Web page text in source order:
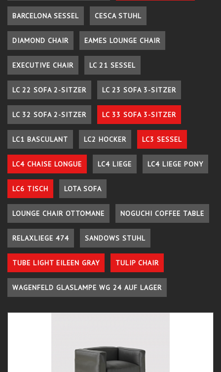
BARCELONA SESSEL CESCA STUHL
DIAMOND CHAIR EAMES LOUNGE CHAIR
EXECUTIVE CHAIR LC 21 SESSEL
LC 22 SOFA 2-SITZER LC 23 SOFA 3-SITZER
LC 32 SOFA 2-SITZER LC 33 SOFA 3-SITZER
LC1 BASCULANT LC2 HOCKER LC3 SESSEL
LC4 CHAISE LONGUE LC4 LIEGE LC4 LIEGE PONY
LC6 TISCH LOTA SOFA
LOUNGE CHAIR OTTOMANE NOGUCHI COFFEE TABLE
RELAXLIEGE 474 SANDOWS STUHL
TUBE LIGHT EILEEN GRAY TULIP CHAIR
WAGENFELD GLASLAMPE WG 24 AUF LAGER